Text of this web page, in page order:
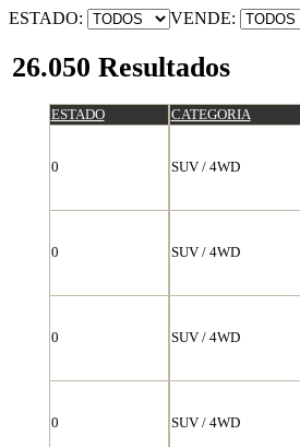
ESTADO: VENDE:
26.050 Resultados
ESTADO CATEGORIA
0 SUV / 4WD
0 SUV / 4WD
0 SUV / 4WD
0 SUV / 4WD